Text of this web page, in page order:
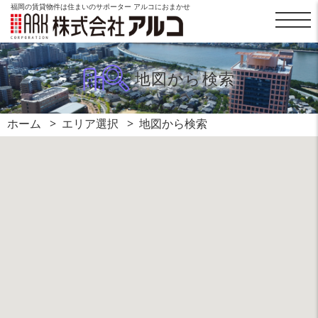
福岡の賃貸物件は住まいのサポーター アルコにおまかせ
地図から検索
ホーム エリア選択 地図から検索